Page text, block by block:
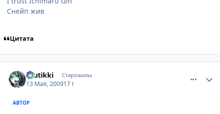
Снейп жив
Цитата
tuutikki Старожилы
13 Мая, 200917 г
АВТОР